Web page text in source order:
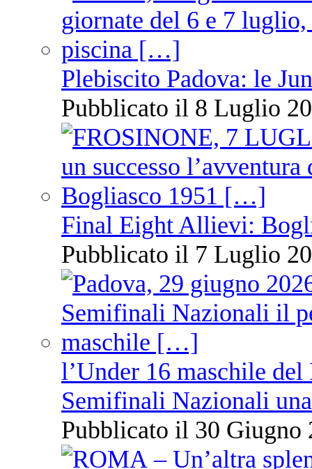
Plebiscito Padova: le
Pubblicato il 8 Luglio
Final Eight Allievi:
Pubblicato il 7 Luglio
l’Under 16 maschile
Semifinali Nazionali
Pubblicato il 30 Giugno